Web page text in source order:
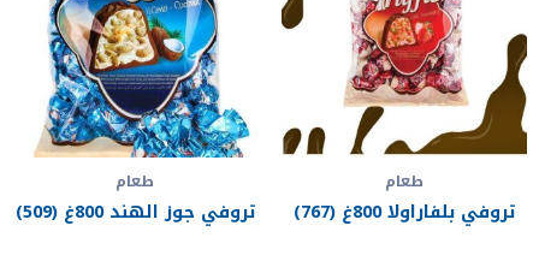
طعام
تروفي بلفاراولا 800غ (767)
طعام
تروفي جوز الهند 800غ (509)